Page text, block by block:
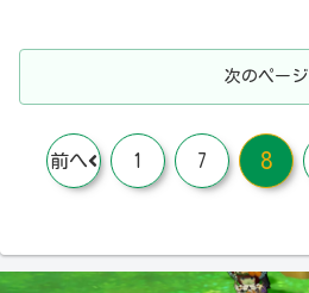
次のページ
前へ 1 7 8